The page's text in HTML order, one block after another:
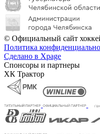
© Официальный сайт
Политика
Сделано в Xpage
Спонсоры и партнеры
ХК Трактор